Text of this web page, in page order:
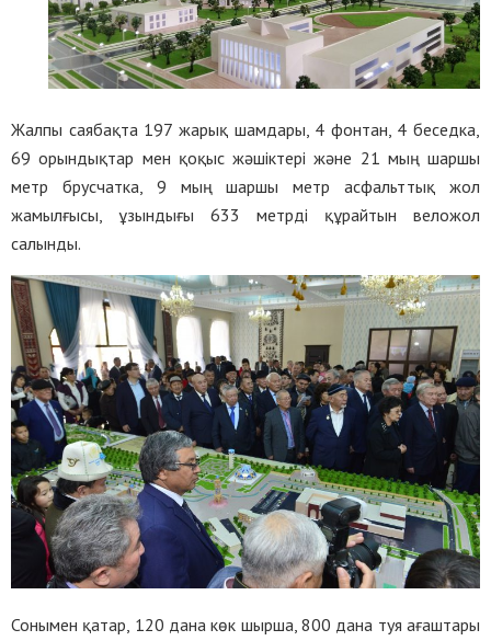
Жалпы саябақта 197 жарық шамдары, 4 фонтан, 4 беседка,
69 орындықтар мен қоқыс жәшіктері және 21 мың шаршы
метр брусчатка, 9 мың шаршы метр асфальттық жол
жамылғысы, ұзындығы 633 метрді құрайтын веложол
салынды.
Сонымен қатар, 120 дана көк шырша, 800 дана туя ағаштары